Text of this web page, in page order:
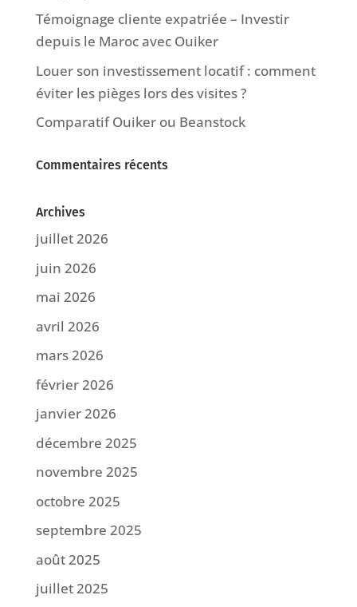
Témoignage cliente expatriée – Investir
depuis le Maroc avec Ouiker
Louer son investissement locatif : comment
éviter les pièges lors des visites ?
Comparatif Ouiker ou Beanstock
Commentaires récents
Archives
juillet 2026
juin 2026
mai 2026
avril 2026
mars 2026
février 2026
janvier 2026
décembre 2025
novembre 2025
octobre 2025
septembre 2025
août 2025
juillet 2025